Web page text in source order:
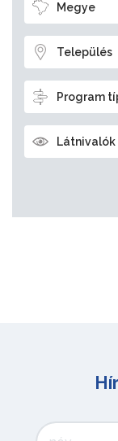
Megye
Település
Program
Látnivalók